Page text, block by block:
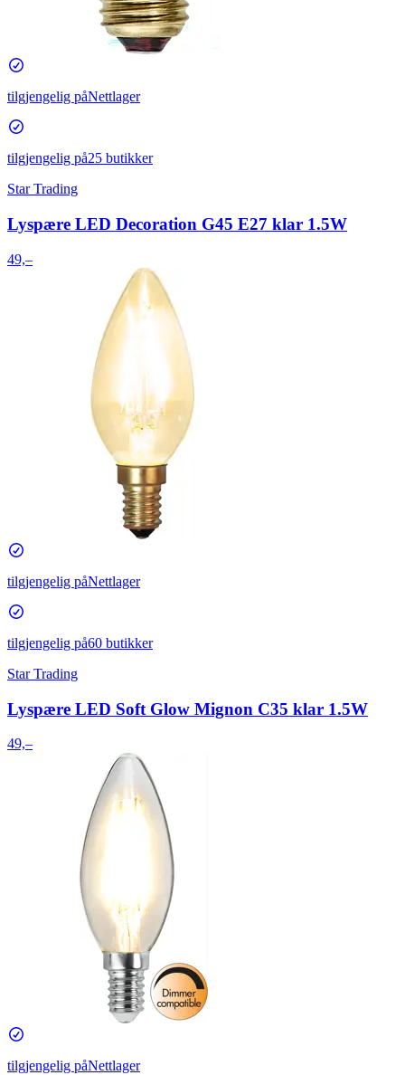
tilgjengelig påNettlager
tilgjengelig på25 butikker
Star Trading
Lyspære LED Decoration G45 E27 klar 1.5W
49,–
tilgjengelig påNettlager
tilgjengelig på60 butikker
Star Trading
Lyspære LED Soft Glow Mignon C35 klar 1.5W
49,–
tilgjengelig påNettlager